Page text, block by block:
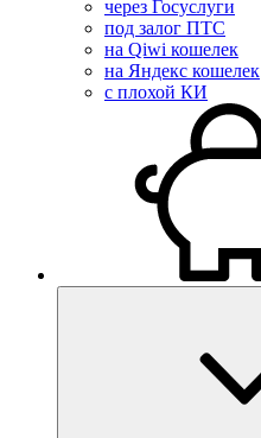
через Госуслуги
под залог ПТС
на Qiwi кошелек
на Яндекс кошелек
с плохой КИ